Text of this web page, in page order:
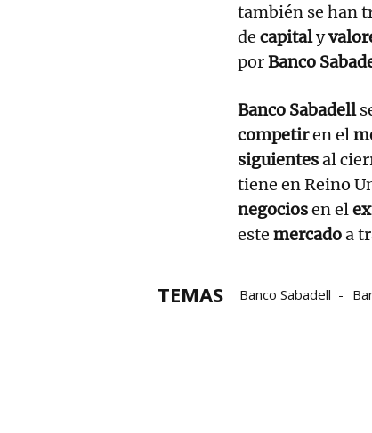
también se han
de capitaly
porBanco
Banco Sabadell
competiren el
siguientesal
tiene en Reino
negociosen el
este mercadoa
TEMAS Banco Sabadell